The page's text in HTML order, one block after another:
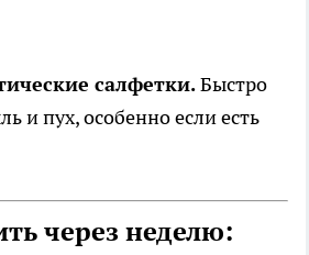
салфетки.Быстро
и пух, особенно если есть
через неделю: